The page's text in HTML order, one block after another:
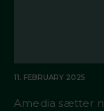
11. FEBRUARY 2025
Amedia sætter